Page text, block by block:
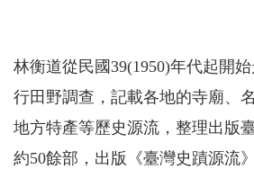
林衡道從民國39(1950)年代起開
行田野調查，記載各地的寺廟、
地方特產等歷史源流，整理出版
約50餘部，出版《臺灣史蹟源流